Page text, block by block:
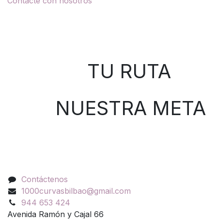
TU RUTA
NUESTRA META
Contáctenos
1000curvasbilbao@gmail.com
944 653 424
Avenida Ramón y Cajal 66